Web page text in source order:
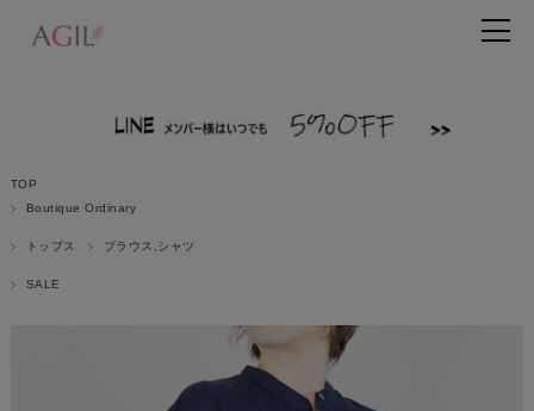
TOP
Boutique Ordinary
トップス ブラウス,シャツ
SALE